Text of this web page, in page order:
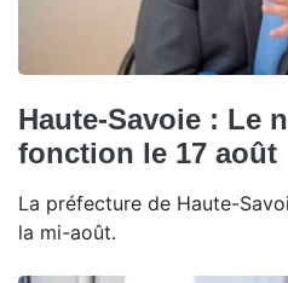
Haute-Savoie : Le
fonction le 17 août
La préfecture de Haute-
la mi-août.